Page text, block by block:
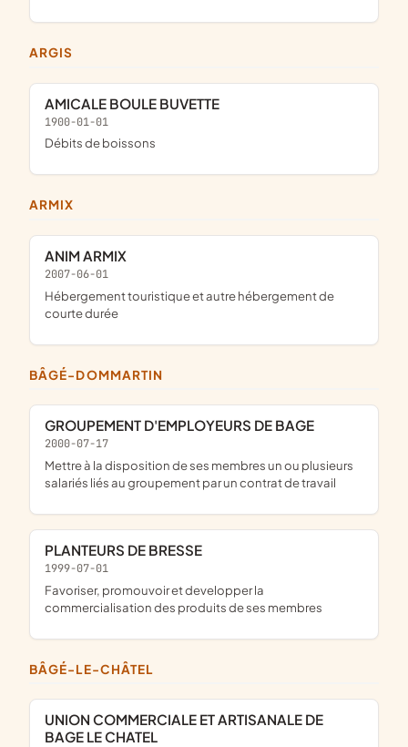
ARGIS
AMICALE BOULE BUVETTE
1900-01-01
Débits de boissons
ARMIX
ANIM ARMIX
2007-06-01
Hébergement touristique et autre hébergement de
courte durée
BÂGÉ-DOMMARTIN
GROUPEMENT D'EMPLOYEURS DE BAGE
2000-07-17
mettre à la disposition de ses membres un ou plusieurs
salariés liés au groupement par un contrat de travail
PLANTEURS DE BRESSE
1999-07-01
favoriser, promouvoir et developper la
commercialisation des produits de ses membres
BÂGÉ-LE-CHÂTEL
UNION COMMERCIALE ET ARTISANALE DE
BAGE LE CHATEL